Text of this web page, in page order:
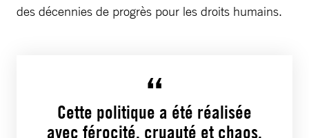
des décennies de progrès pour les droits humains.
Cette politique a été réalisée
avec férocité, cruauté et chaos.